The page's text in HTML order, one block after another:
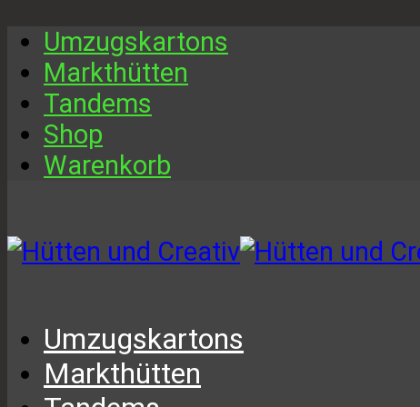
Umzugskartons
Markthütten
Tandems
Shop
Warenkorb
Umzugskartons
Markthütten